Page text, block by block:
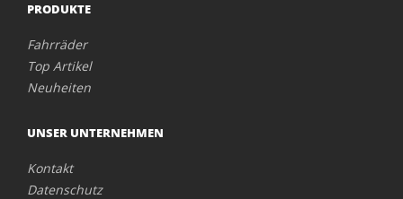
PRODUKTE
Fahrräder
Top Artikel
Neuheiten
UNSER UNTERNEHMEN
Kontakt
Datenschutz